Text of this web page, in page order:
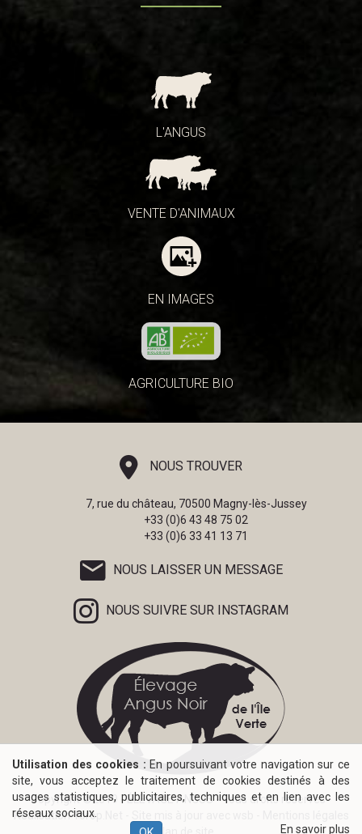
Utilisation des cookies : En poursuivant votre navigation sur ce
site, vous acceptez le traitement de cookies destinés à des
usages statistiques, publicitaires, techniques et en lien avec les
réseaux sociaux.
En savoir plus
L'ANGUS
VENTE D'ANIMAUX
EN IMAGES
AGRICULTURE BIO
NOUS TROUVER
7, rue du château, 70500 Magny-lès-Jussey
+33 (0)6 43 48 75 02
+33 (0)6 33 41 13 71
NOUS LAISSER UN MESSAGE
NOUS SUIVRE SUR INSTAGRAM
Copyright ©2019 - ÉLEVAGE ANGUS - Tous droits réservés -
RéalisationTorop.Net
-